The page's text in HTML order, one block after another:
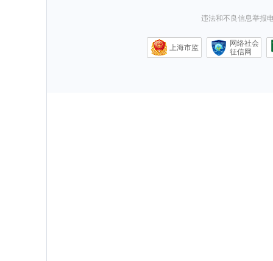
违法和不良信息举报
上海市监
网络社会
征信网